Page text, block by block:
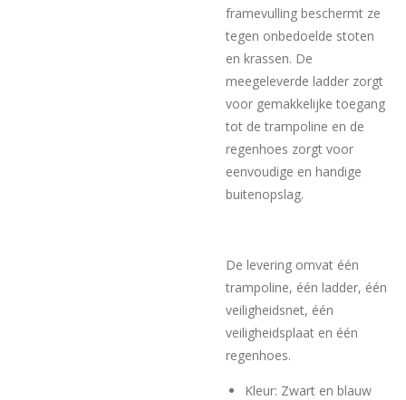
framevulling beschermt ze
tegen onbedoelde stoten
en krassen. De
meegeleverde ladder zorgt
voor gemakkelijke toegang
tot de trampoline en de
regenhoes zorgt voor
eenvoudige en handige
buitenopslag.
De levering omvat één
trampoline, één ladder, één
veiligheidsnet, één
veiligheidsplaat en één
regenhoes.
Kleur: Zwart en blauw